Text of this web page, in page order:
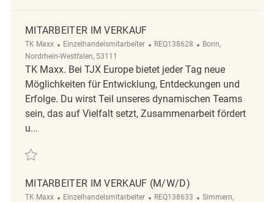
MITARBEITER IM VERKAUF
TK Maxx Kategorie
Einzelhandelsmitarbeiter ReqId
REQ138628 Ort
Bonn,
Nordrhein-Westfalen, 53111
TK Maxx. Bei TJX Europe bietet jeder Tag neue
Möglichkeiten für Entwicklung, Entdeckungen und
Erfolge. Du wirst Teil unseres dynamischen Teams
sein, das auf Vielfalt setzt, Zusammenarbeit fördert
u...
Retten Mitarbeiter im Verkauf REQ138628
MITARBEITER IM VERKAUF (M/W/D)
TK Maxx Kategorie
Einzelhandelsmitarbeiter ReqId
REQ138633 Ort
Simmern,